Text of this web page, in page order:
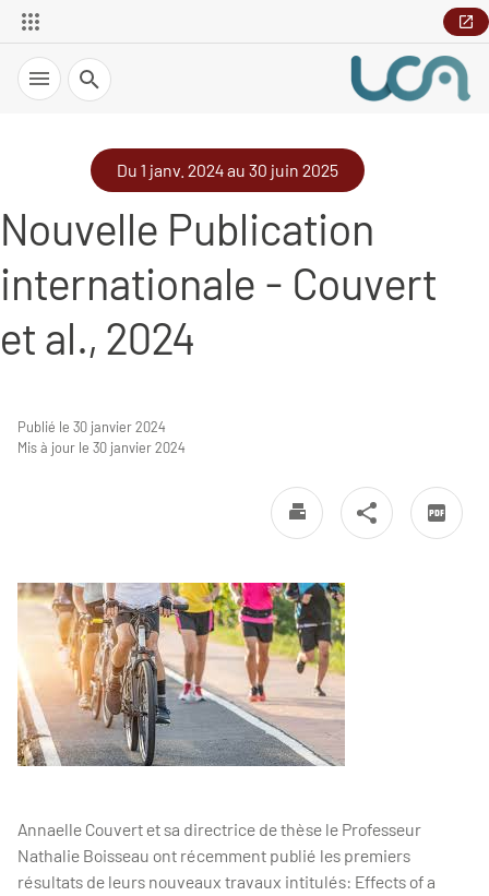
Recherche
Du 1 janv. 2024 au 30 juin 2025
Nouvelle Publication
internationale - Couvert
et al., 2024
Publié le 30 janvier 2024
Mis à jour le 30 janvier 2024
Annaelle Couvert et sa directrice de thèse le Professeur
Nathalie Boisseau ont récemment publié les premiers
résultats de leurs nouveaux travaux intitulés: Effects of a